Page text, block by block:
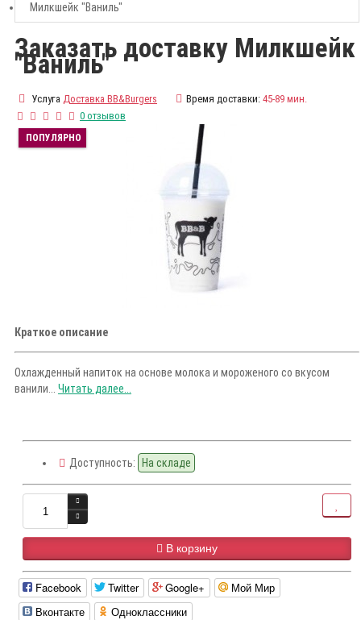
Милкшейк "Ваниль"
Заказать доставку Милкшейк
"Ваниль"
Услуга Доставка BB&Burgers Время доставки: 45-89 мин.
0 отзывов
ПОПУЛЯРНО
Краткое описание
Охлажденный напиток на основе молока и мороженого со вкусом
ванили... Читать далее...
Доступность: На складе
В корзину
Facebook Twitter Google+
Мой Мир
Вконтакте
Одноклассники